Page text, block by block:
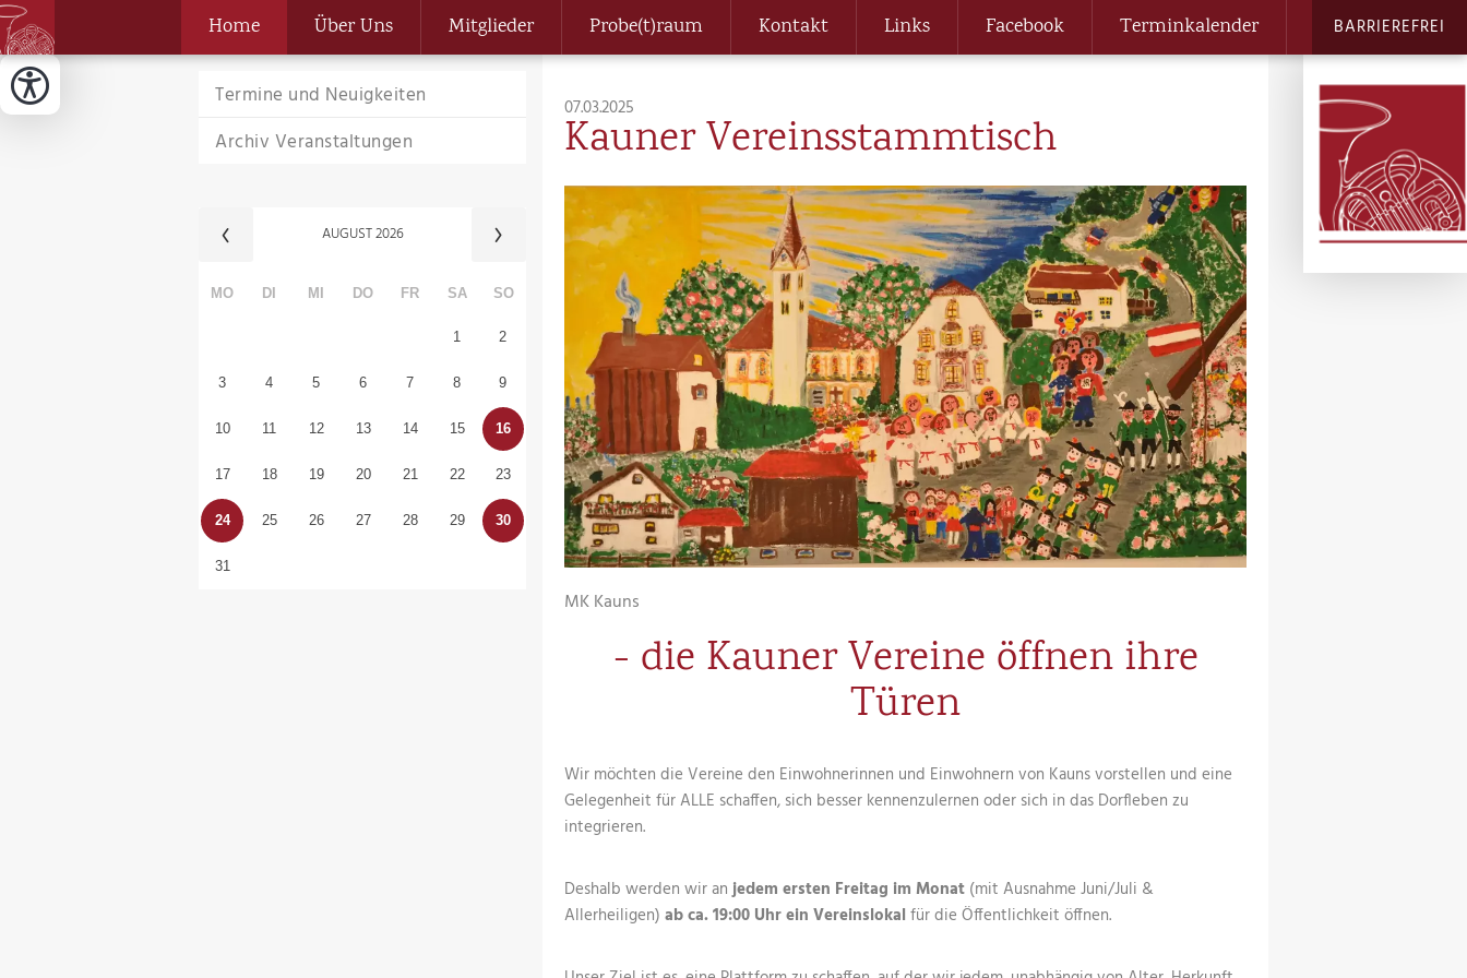
Home Über Uns Mitglieder Probe(t)raum Kontakt Links Facebook Terminkalender BARRIEREFREI
Termine und Neuigkeiten
Archiv Veranstaltungen
AUGUST2026
MO DI MI DO FR SA SO
1 2
3 4 5 6 7 8 9
10 11 12 13 14 15 16
17 18 19 20 21 22 23
24 25 26 27 28 29 30
31
07.03.2025
Kauner Vereinsstammtisch
MK Kauns
- die Kauner Vereine öffnen ihre
Türen
Wir möchten die Vereine den Einwohnerinnen und Einwohnern von Kauns vorstellen und eine
Gelegenheit für ALLE schaffen, sich besser kennenzulernen oder sich in das Dorfleben zu
integrieren.
Deshalb werden wir anjedem ersten Freitag im Monat (mit Ausnahme Juni/Juli &
Allerheiligen) ab ca. 19:00 Uhr ein Vereinslokal für die Öffentlichkeit öffnen.